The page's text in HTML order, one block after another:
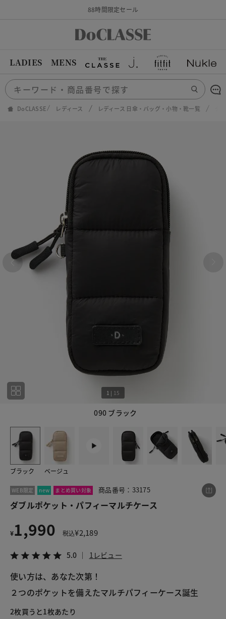
88時間限定セール
LADIES MENS
DoCLASSE レディース レディース 日傘・バッグ・小物・靴一覧
090 ブラック
1 | 15
ブラック ベージュ
WEB限定 new まとめ買い対象 商品番号：33175
ダブルポケット・パフィーマルチケース
¥1,990 税込¥2,189
5.0 1レビュー
使い方は、あなた次第！
２つのポケットを備えたマルチパフィーケース誕生
2枚買うと1枚あたり
この商品をシェアする
¥1,990
税込¥2,189